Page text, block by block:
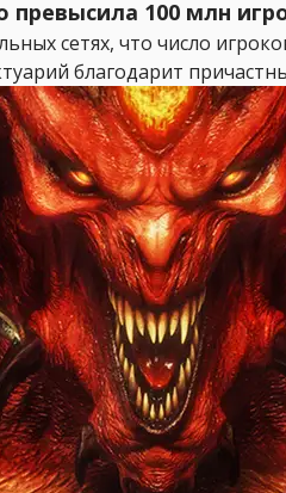
100 млн
сетях, что число
благодарит